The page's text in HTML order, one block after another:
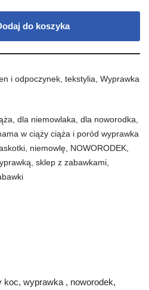
do koszyka
i odpoczynek tekstylia Wyprawka
dla niemowlaka dla noworodka
w ciąży ciąża i poród wyprawka
niemowlę NOWORODEK
sklep z zabawkami
wyprawka , noworodek,